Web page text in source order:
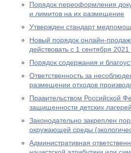
Порядок переоформления
и лимитов на их размещение
Утвержден стандарт
Новый порядок онлайн-
действовать с 1 сентября 2021
Порядок содержания и
Ответственность за
размещении отходов
Правительством Российской
защищенности детских лагерей
Законодательно закреплен
окружающей среды
Административная